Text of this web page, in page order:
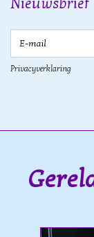
Nieuwsbrief
Privacyverklaring